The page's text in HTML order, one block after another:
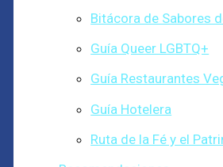
Bitácora de Sabores
Guía Queer LGBTQ+
Guía Restaurantes
Guía Hotelera
Ruta de la Fé y el